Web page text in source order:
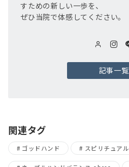
すための新しい一歩を、
ぜひ当院で体感してください。
記事一覧
関連タグ
ゴッドハンド スピリチュアル